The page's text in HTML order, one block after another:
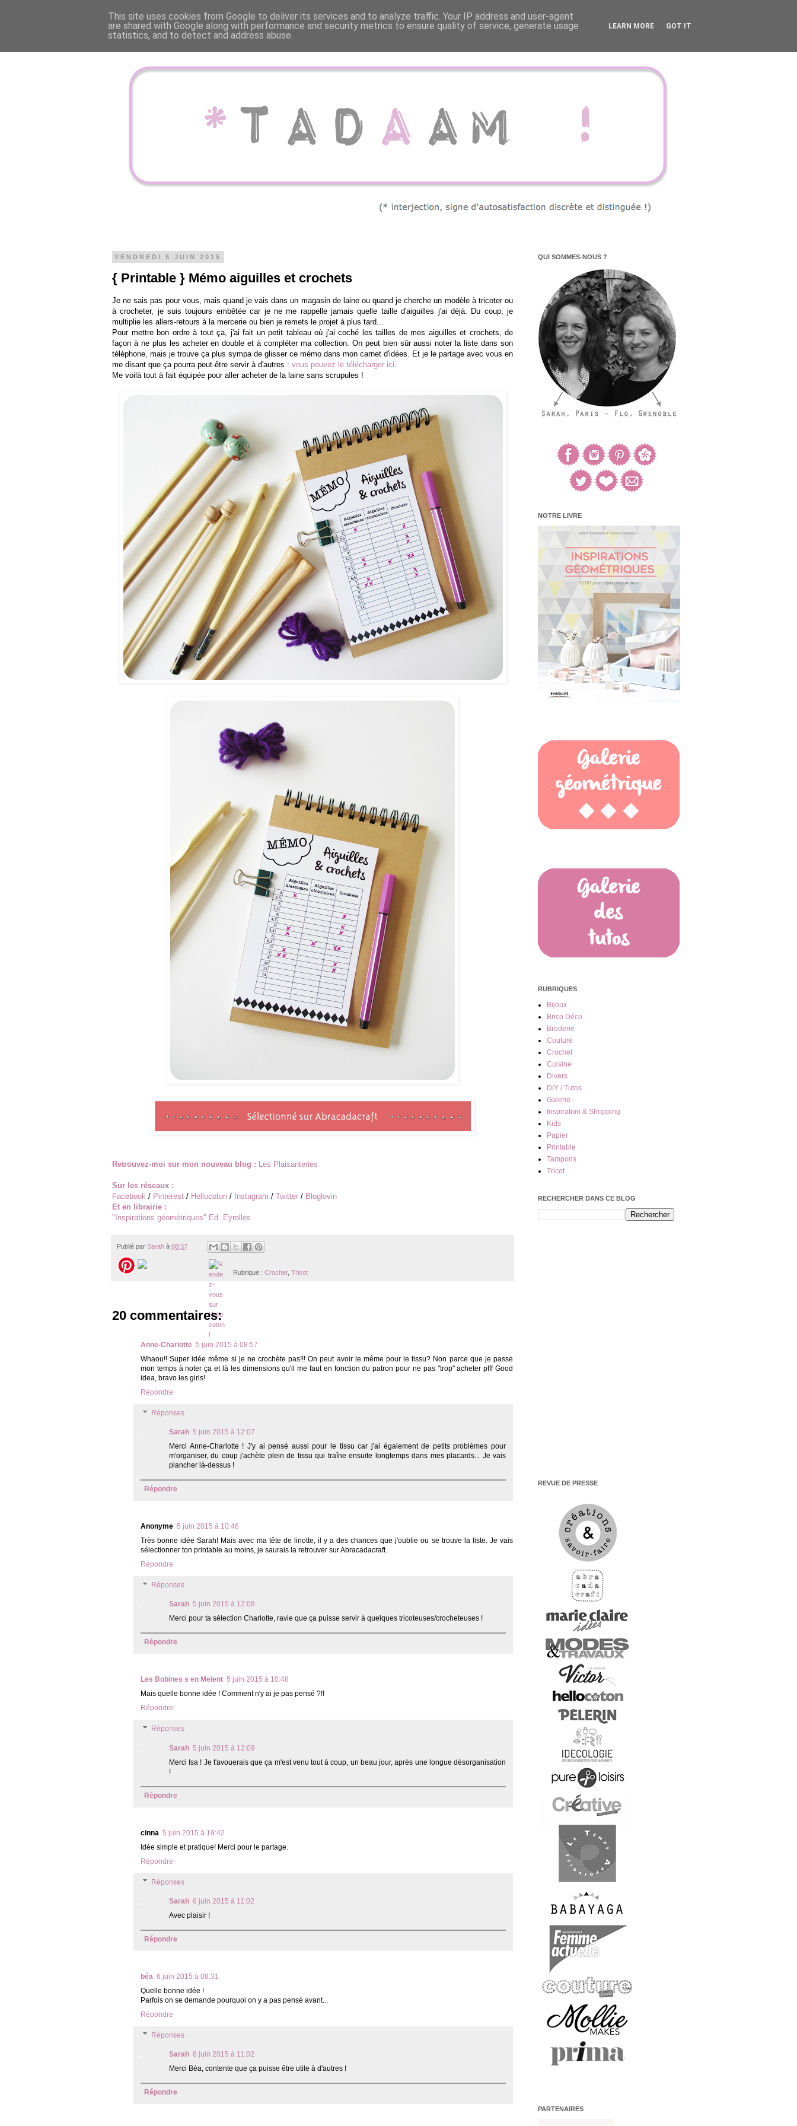
VENDREDI 5 JUIN 2015
{ Printable } Mémo aiguilles et crochets
Je ne sais pas pour vous, mais quand je vais dans un magasin de laine ou quand je cherche un modèle à tricoter ou
à crocheter, je suis toujours embêtée car je ne me rappelle jamais quelle taille d'aiguilles j'ai déjà. Du coup, je
multiplie les allers-retours à la mercerie ou bien je remets le projet à plus tard...
Pour mettre bon ordre à tout ça, j'ai fait un petit tableau où j'ai coché les tailles de mes aiguilles et crochets, de
façon à ne plus les acheter en double et à compléter ma collection. On peut bien sûr aussi noter la liste dans son
téléphone, mais je trouve ça plus sympa de glisser ce mémo dans mon carnet d'idées. Et je le partage avec vous en
me disant que ça pourra peut-être servir à d'autres : vous pouvez le télécharger ici
Me voilà tout à fait équipée pour aller acheter de la laine sans scrupules !
Retrouvez-moi sur mon nouveau blog : Les Plaisanteries
Sur les réseaux :
Facebook / Pinterest / Hellocoton / Instagram / Twitter / Bloglovin
Et en librairie :
"Inspirations géométriques" Ed. Eyrolles
Publié par Sarah à 08:37
Rubrique : Crochet, Tricot
20 commentaires:
Anne-Charlotte 5 juin 2015 à 08:57
Whaou!! Super idée même si je ne crochète pas!!! On peut avoir le même pour le tissu? Non parce que je passe
mon temps à noter ça et là les dimensions qu'il me faut en fonction du patron pour ne pas "trop" acheter pfff Good
idea, bravo les girls!
Répondre
Réponses
Sarah 5 juin 2015 à 12:07
Merci Anne-Charlotte ! J'y ai pensé aussi pour le tissu car j'ai également de petits problèmes pour
m'organiser, du coup j'achète plein de tissu qui traîne ensuite longtemps dans mes placards... Je vais
plancher là-dessus !
Répondre
Anonyme 5 juin 2015 à 10:46
Très bonne idée Sarah! Mais avec ma tête de linotte, il y a des chances que j'oublie ou se trouve la liste. Je vais
sélectionner ton printable au moins, je saurais la retrouver sur Abracadacraft.
Répondre
Réponses
Sarah 5 juin 2015 à 12:08
Merci pour ta sélection Charlotte, ravie que ça puisse servir à quelques tricoteuses/crocheteuses !
Répondre
Les Bobines s en Melent 5 juin 2015 à 10:48
Mais quelle bonne idée ! Comment n'y ai je pas pensé ?!!
Répondre
Réponses
Sarah 5 juin 2015 à 12:09
Merci Isa ! Je t'avouerais que ça m'est venu tout à coup, un beau jour, après une longue désorganisation
!
Répondre
cinna 5 juin 2015 à 19:42
Idée simple et pratique! Merci pour le partage.
Répondre
Réponses
Sarah 6 juin 2015 à 11:02
Avec plaisir !
Répondre
béa 6 juin 2015 à 08:31
Quelle bonne idée !
Parfois on se demande pourquoi on y a pas pensé avant...
Répondre
Réponses
Sarah 6 juin 2015 à 11:02
Merci Béa, contente que ça puisse être utile à d'autres !
Répondre
QUI SOMMES-NOUS ?
NOTRE LIVRE
RUBRIQUES
Bijoux
Brico Déco
Broderie
Couture
Crochet
Cuisine
Divers
DIY / Tutos
Galerie
Inspiration & Shopping
Kids
Papier
Printable
Tampons
Tricot
RECHERCHER DANS CE BLOG
REVUE DE PRESSE
PARTENAIRES
This site uses cookies from Google to deliver its services and to analyze traffic. Your IP address and user-agent
are shared with Google along with performance and security metrics to ensure quality of service, generate usage
statistics, and to detect and address abuse.
LEARN MORE GOT IT